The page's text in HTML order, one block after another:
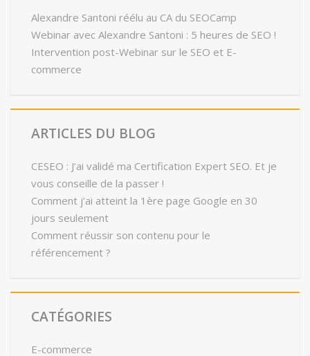
Alexandre Santoni réélu au CA du SEOCamp
Webinar avec Alexandre Santoni : 5 heures de SEO !
Intervention post-Webinar sur le SEO et E-
commerce
ARTICLES DU BLOG
CESEO : J’ai validé ma Certification Expert SEO. Et je
vous conseille de la passer !
Comment j’ai atteint la 1ère page Google en 30
jours seulement
Comment réussir son contenu pour le
référencement ?
CATÉGORIES
E-commerce